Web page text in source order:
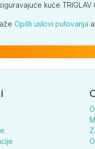
kuće TRIGLAV
Opšti uslovi putovanja